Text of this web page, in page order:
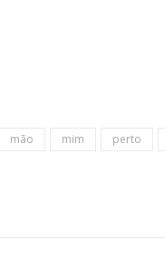
mão mim perto